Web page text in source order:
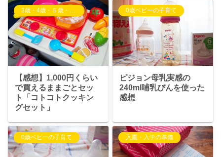
3歳・4歳・５歳・6歳児の子育て
【感想】1,000円くらい
で買えるままごとセッ
ト「コトコトクッキン
グセット」
0歳ベビーの子育て
ピジョン母乳実感の
240ml哺乳びんを使った
感想
0歳ベビーの子育て 入園・入学の準備